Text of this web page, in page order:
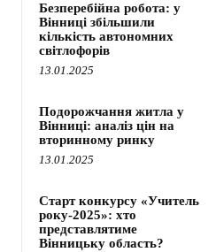
Безперебійна робота: у
Вінниці збільшили
кількість автономних
світлофорів
13.01.2025
Подорожчання житла у
Вінниці: аналіз цін на
вторинному ринку
13.01.2025
Старт конкурсу «Учитель
року-2025»: хто
представлятиме
Вінницьку область?